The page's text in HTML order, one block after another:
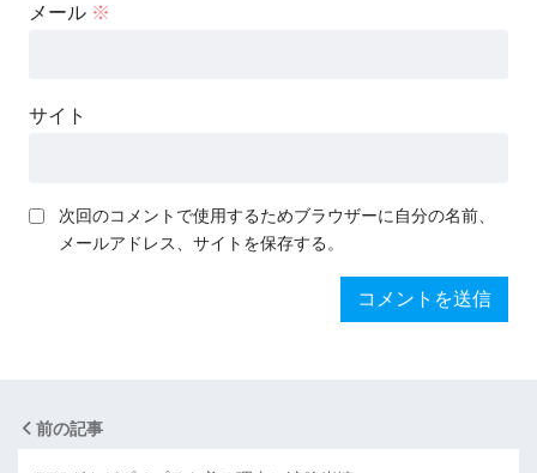
メール ※
サイト
次回のコメントで使用するためブラウザーに自分の名前、
メールアドレス、サイトを保存する。
前の記事